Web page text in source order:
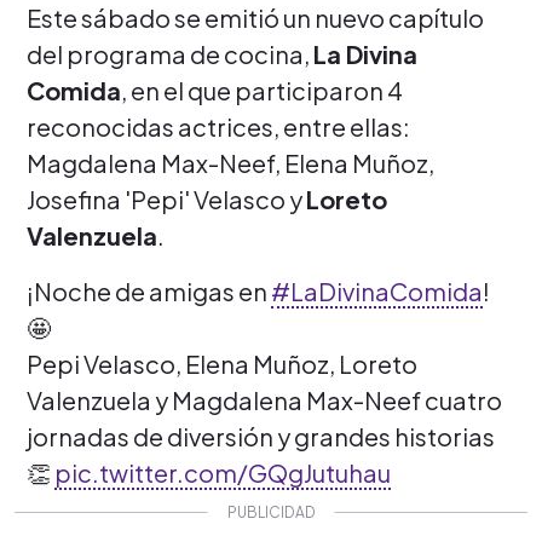
Este sábado se emitió un nuevo capítulo
del programa de cocina, La Divina
Comida, en el que participaron 4
reconocidas actrices, entre ellas:
Magdalena Max-Neef, Elena Muñoz,
Josefina 'Pepi' Velasco yLoreto
Valenzuela.
¡Noche de amigas en #LaDivinaComida!
🤩
Pepi Velasco, Elena Muñoz, Loreto
Valenzuela y Magdalena Max-Neef cuatro
jornadas de diversión y grandes historias
👏 pic.twitter.com/GQgJutuhau